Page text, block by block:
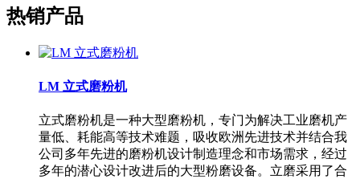
热销产品
LM 立式磨粉机
立式磨粉机是一种大型磨粉机，专门为解决工业磨机产
量低、耗能高等技术难题，吸收欧洲先进技术并结合我
公司多年先进的磨粉机设计制造理念和市场需求，经过
多年的潜心设计改进后的大型粉磨设备。立磨采用了合